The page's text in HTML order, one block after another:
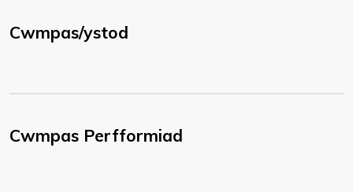
Cwmpas/ystod
Cwmpas Perfformiad